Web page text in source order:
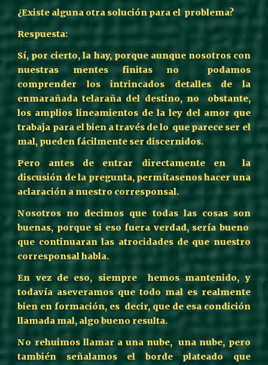
¿Existe alguna otra solución para el problema?
Respuesta:
Sí, por cierto, la hay, porque aunque nosotros con
nuestras mentes finitas no podamos
comprender los intrincados detalles de la
enmarañada telaraña del destino, no obstante,
los amplios lineamientos de la ley del amor que
trabaja para el bien a través de lo que parece ser el
mal, pueden fácilmente ser discernidos.
Pero antes de entrar directamente en la
discusión de la pregunta, permítasenos hacer una
aclaración a nuestro corresponsal.
Nosotros no decimos que todas las cosas son
buenas, porque si eso fuera verdad, sería bueno
que continuaran las atrocidades de que nuestro
corresponsal habla.
En vez de eso, siempre hemos mantenido, y
todavía aseveramos que todo mal es realmente
bien en formación, es decir, que de esa condición
llamada mal, algo bueno resulta.
No rehuimos llamar a una nube, una nube, pero
también señalamos el borde plateado que